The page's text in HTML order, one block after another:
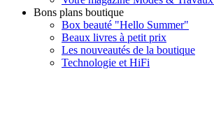
Bons plans boutique
Box beauté "Hello Summer"
Beaux livres à petit prix
Les nouveautés de la boutique
Technologie et HiFi